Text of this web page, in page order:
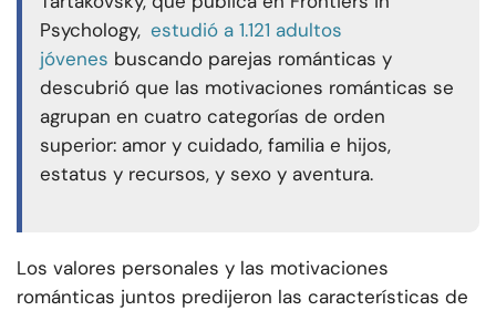
Psychology, estudió a 1.121 adultos
jóvenes buscando parejas románticas y
descubrió que las motivaciones románticas se
agrupan en cuatro categorías de orden
superior: amor y cuidado, familia e hijos,
estatus y recursos, y sexo y aventura.
Los valores personales y las motivaciones
románticas juntos predijeron las características de